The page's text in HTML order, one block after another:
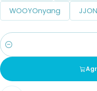
WOOYOnyang
Cantidad